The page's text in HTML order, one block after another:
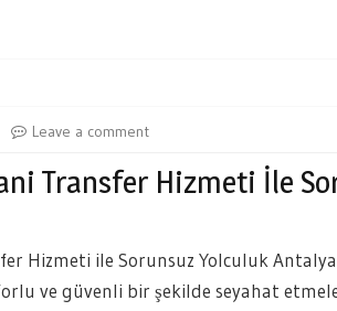
Leave a comment
Transfer Hizmeti İle
Hizmeti ile Sorunsuz Yolculuk
ve güvenli bir şekilde seyahat